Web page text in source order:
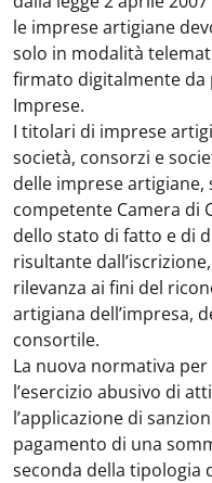
le imprese artigiane
solo in modalità
firmato digitalmente da
Imprese.
I titolari di imprese
società, consorzi e
delle imprese
competente Camera di
dello stato di fatto e di
risultante
rilevanza ai fini del
artigiana dell’impresa,
consortile.
La nuova normativa
l’esercizio abusivo di
l’applicazione di
pagamento di una
seconda della tipologia